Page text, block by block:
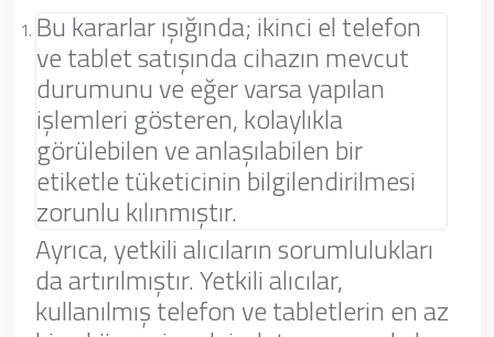
Bu kararlar ışığında; ikinci el telefon
ve tablet satışında cihazın mevcut
durumunu ve eğer varsa yapılan
işlemleri gösteren, kolaylıkla
görülebilen ve anlaşılabilen bir
etiketle tüketicinin bilgilendirilmesi
zorunlu kılınmıştır.
Ayrıca, yetkili alıcıların sorumlulukları
da artırılmıştır. Yetkili alıcılar,
kullanılmış telefon ve tabletlerin en az